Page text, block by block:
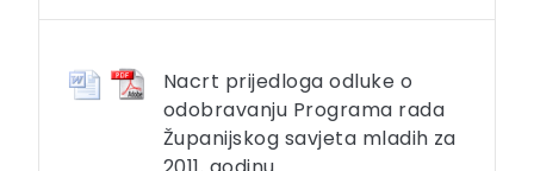
Nacrt prijedloga odluke o
odobravanju Programa rada
Županijskog savjeta mladih za